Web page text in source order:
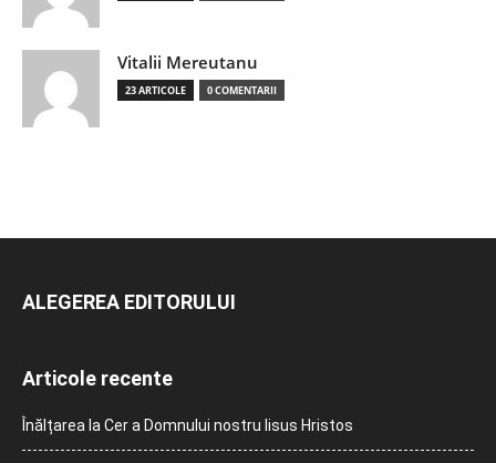
Vitalii Mereutanu
23 ARTICOLE 0 COMENTARII
ALEGEREA EDITORULUI
Articole recente
Înălțarea la Cer a Domnului nostru Iisus Hristos